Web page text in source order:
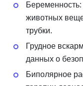
животных
трубки.
Грудное
данных о
Биполярное